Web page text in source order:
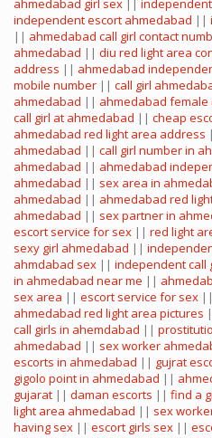
ahmedabad girl sex ||
independent escort ahmedabad ||
|| ahmedabad call girl contact
ahmedabad || diu red light area
address || ahmedabad
mobile number || call girl
ahmedabad || ahmedabad female
call girl at ahmedabad || cheap
ahmedabad red light area address
ahmedabad || call girl number in
ahmedabad || ahmedabad
ahmedabad || sex area in
ahmedabad || ahmedabad red
ahmedabad || sex partner in
escort service for sex || red light
sexy girl ahmedabad ||
ahmdabad sex || independent call
in ahmedabad near me ||
sex area || escort service for sex ||
ahmedabad red light area pictures
call girls in ahemdabad ||
ahmedabad || sex worker
escorts in ahmedabad || gujrat
gigolo point in ahmedabad ||
gujarat || daman escorts || find a
light area ahmedabad || sex
having sex || escort girls sex ||